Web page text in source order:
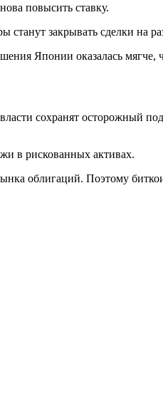
повысить ставку.
закрывать сделки на
Японии оказалась мягче,
сохранят осторожный
в рискованных активах.
облигаций. Поэтому